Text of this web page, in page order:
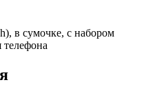
в сумочке, с набором
телефона